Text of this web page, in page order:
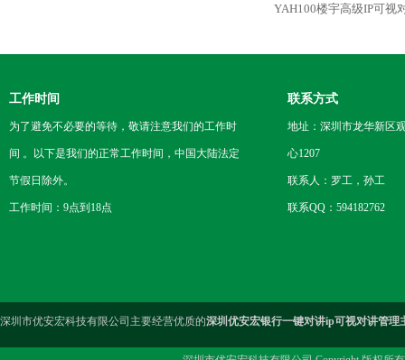
YAH100楼宇高级IP可视
工作时间
为了避免不必要的等待，敬请注意我们的工作时
间 。以下是我们的正常工作时间，中国大陆法定
节假日除外。
工作时间：9点到18点
联系方式
地址：深圳市龙华新区
心1207
联系人：罗工，孙工
联系QQ：594182762
深圳市优安宏科技有限公司主要经营优质的深圳优安宏银行一键对讲ip可视对讲管理